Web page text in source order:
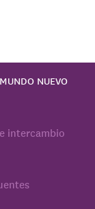
NUEVO
intercambio